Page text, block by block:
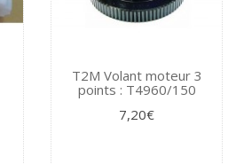
T2M Volant moteur 3
points : T4960/150
7,20€